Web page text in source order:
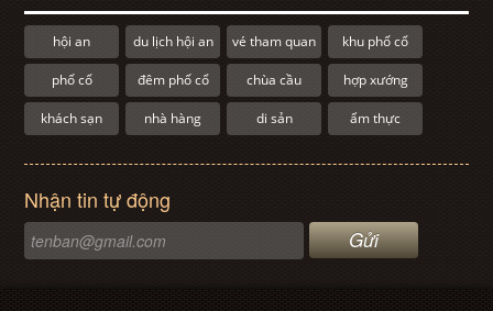
hội an du lịch hội an vé tham quan khu phố cổ
phố cổ đêm phố cổ chùa cầu hợp xướng
khách sạn nhà hàng di sản ẩm thực
Nhận tin tự động